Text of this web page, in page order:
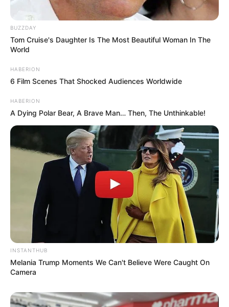
BUZZDAY
Tom Cruise's Daughter Is The Most Beautiful Woman In The
World
HABERION
6 Film Scenes That Shocked Audiences Worldwide
HABERION
A Dying Polar Bear, A Brave Man… Then, The Unthinkable!
INSTANTHUB
Melania Trump Moments We Can't Believe Were Caught On
Camera